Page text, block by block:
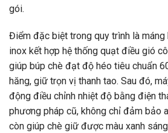
gói.
Điểm đặc biệt trong quy trình là
inox kết hợp hệ thống quạt điều gió
giúp búp chè đạt độ héo tiêu chuẩn
hăng, giữ trọn vị thanh tao. Sau đó,
động điều chỉnh nhiệt độ bằng điện
phương pháp cũ, không chỉ đảm bảo
còn giúp chè giữ được màu xanh